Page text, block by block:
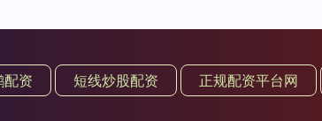
资 短线炒股配资 正规配资平台网